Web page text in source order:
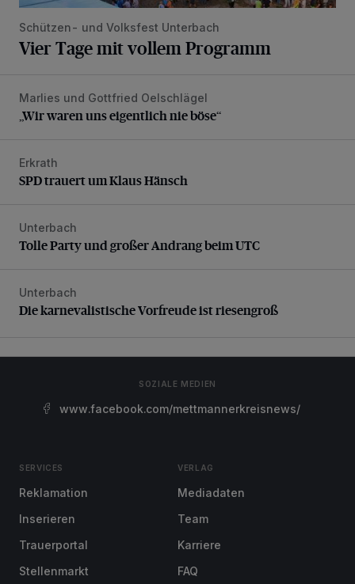
Schützen- und Volksfest Unterbach
Vier Tage mit vollem Programm
„Wir waren uns eigentlich nie böse“
Marlies und Gottfried Oelschlägel
„Wir waren uns eigentlich nie böse“
SPD trauert um Klaus Hänsch
Erkrath
SPD trauert um Klaus Hänsch
Tolle Party und großer Andrang beim UTC
Unterbach
Tolle Party und großer Andrang beim UTC
Die karnevalistische Vorfreude ist riesengroß
Unterbach
Die karnevalistische Vorfreude ist riesengroß
SOZIALE MEDIEN
www.facebook.com/mettmannerkreisnews/
SERVICES
Reklamation
Inserieren
Trauerportal
Stellenmarkt
VERLAG
Mediadaten
Team
Karriere
FAQ